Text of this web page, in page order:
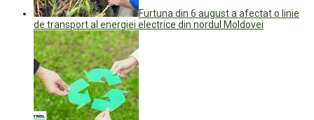
Furtuna din 6 august a afectat o linie
de transport al energiei electrice din nordul Moldovei